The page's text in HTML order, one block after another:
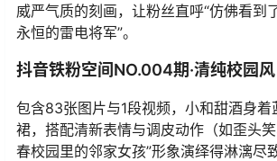
威严气质的刻画，让粉丝直呼“仿佛看到
永恒的雷电将军”。
抖音铁粉空间NO.004期·清纯校园风
包含83张图片与1段视频，小和甜酒身
裙，搭配清新表情与调皮动作（如歪头
春校园里的邻家女孩”形象演绎得淋漓尽